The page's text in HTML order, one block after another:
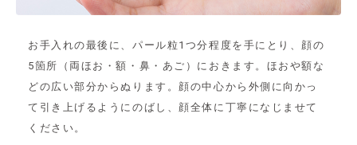
お手入れの最後に、パール粒1つ分程度を手にとり、顔の
5箇所（両ほお・額・鼻・あご）におきます。ほおや額な
どの広い部分からぬります。顔の中心から外側に向かっ
て引き上げるようにのばし、顔全体に丁寧になじませて
ください。